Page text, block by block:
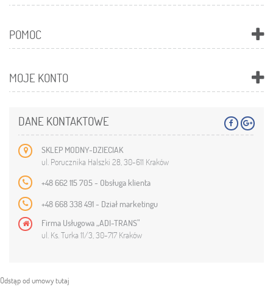
POMOC
MOJE KONTO
DANE KONTAKTOWE
SKLEP MODNY-DZIECIAK
ul. Porucznika Halszki 28, 30-611 Kraków
+48 662 115 705 - Obsługa klienta
+48 668 338 491 - Dział marketingu
Firma Usługowa „ADI-TRANS”
ul. Ks. Turka 11/3, 30-717 Kraków
Odstąp od umowy tutaj